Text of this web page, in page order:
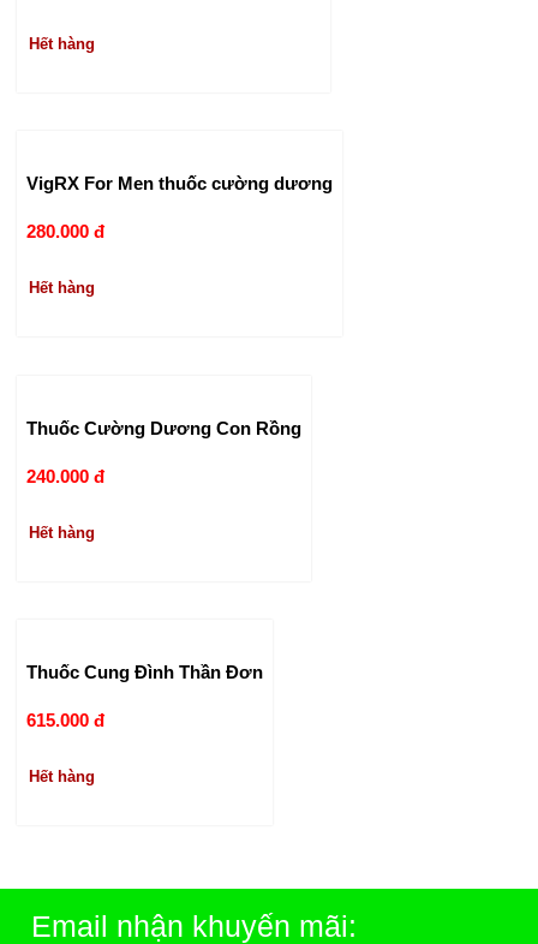
Hết hàng
VigRX For Men thuốc cường dương
280.000 đ
Hết hàng
Thuốc Cường Dương Con Rồng
240.000 đ
Hết hàng
Thuốc Cung Đình Thần Đơn
615.000 đ
Hết hàng
Email nhận khuyến mãi: